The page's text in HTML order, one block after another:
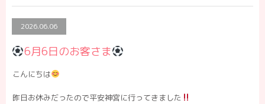
2026.06.06
6月6日のお客さま
こんにちは
昨日お休みだったので平安神宮に行ってきました